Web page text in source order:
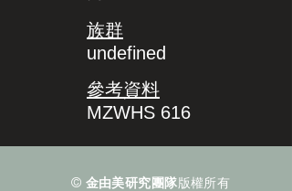
族群
undefined
參考資料
MZWHS 616
© 金由美研究團隊版權所有